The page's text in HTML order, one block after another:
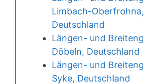
Limbach-Oberfrohna,
Deutschland
Längen- und
Döbeln, Deutschland
Längen- und
Syke, Deutschland